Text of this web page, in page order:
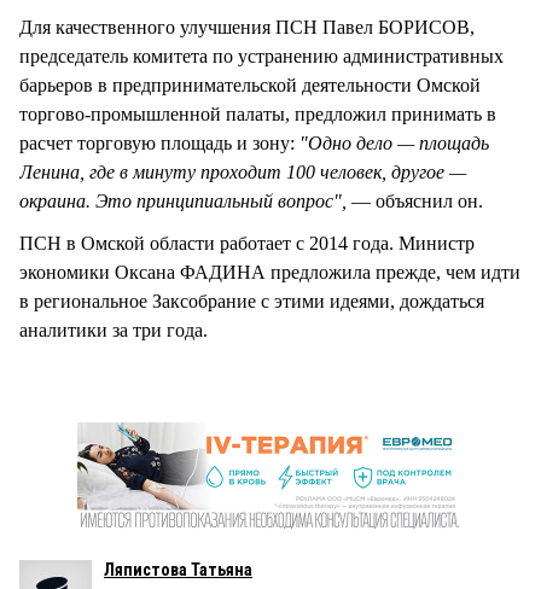
Для качественного улучшения ПСН Павел БОРИСОВ,
председатель комитета по устранению административных
барьеров в предпринимательской деятельности Омской
торгово-промышленной палаты, предложил принимать в
расчет торговую площадь и зону: "Одно дело — площадь
Ленина, где в минуту проходит 100 человек, другое —
окраина. Это принципиальный вопрос", — объяснил он.
ПСН в Омской области работает с 2014 года. Министр
экономики Оксана ФАДИНА предложила прежде, чем идти
в региональное Заксобрание с этими идеями, дождаться
аналитики за три года.
Ляпистова Татьяна